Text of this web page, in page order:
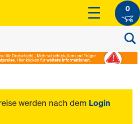
0
werden nach dem Login